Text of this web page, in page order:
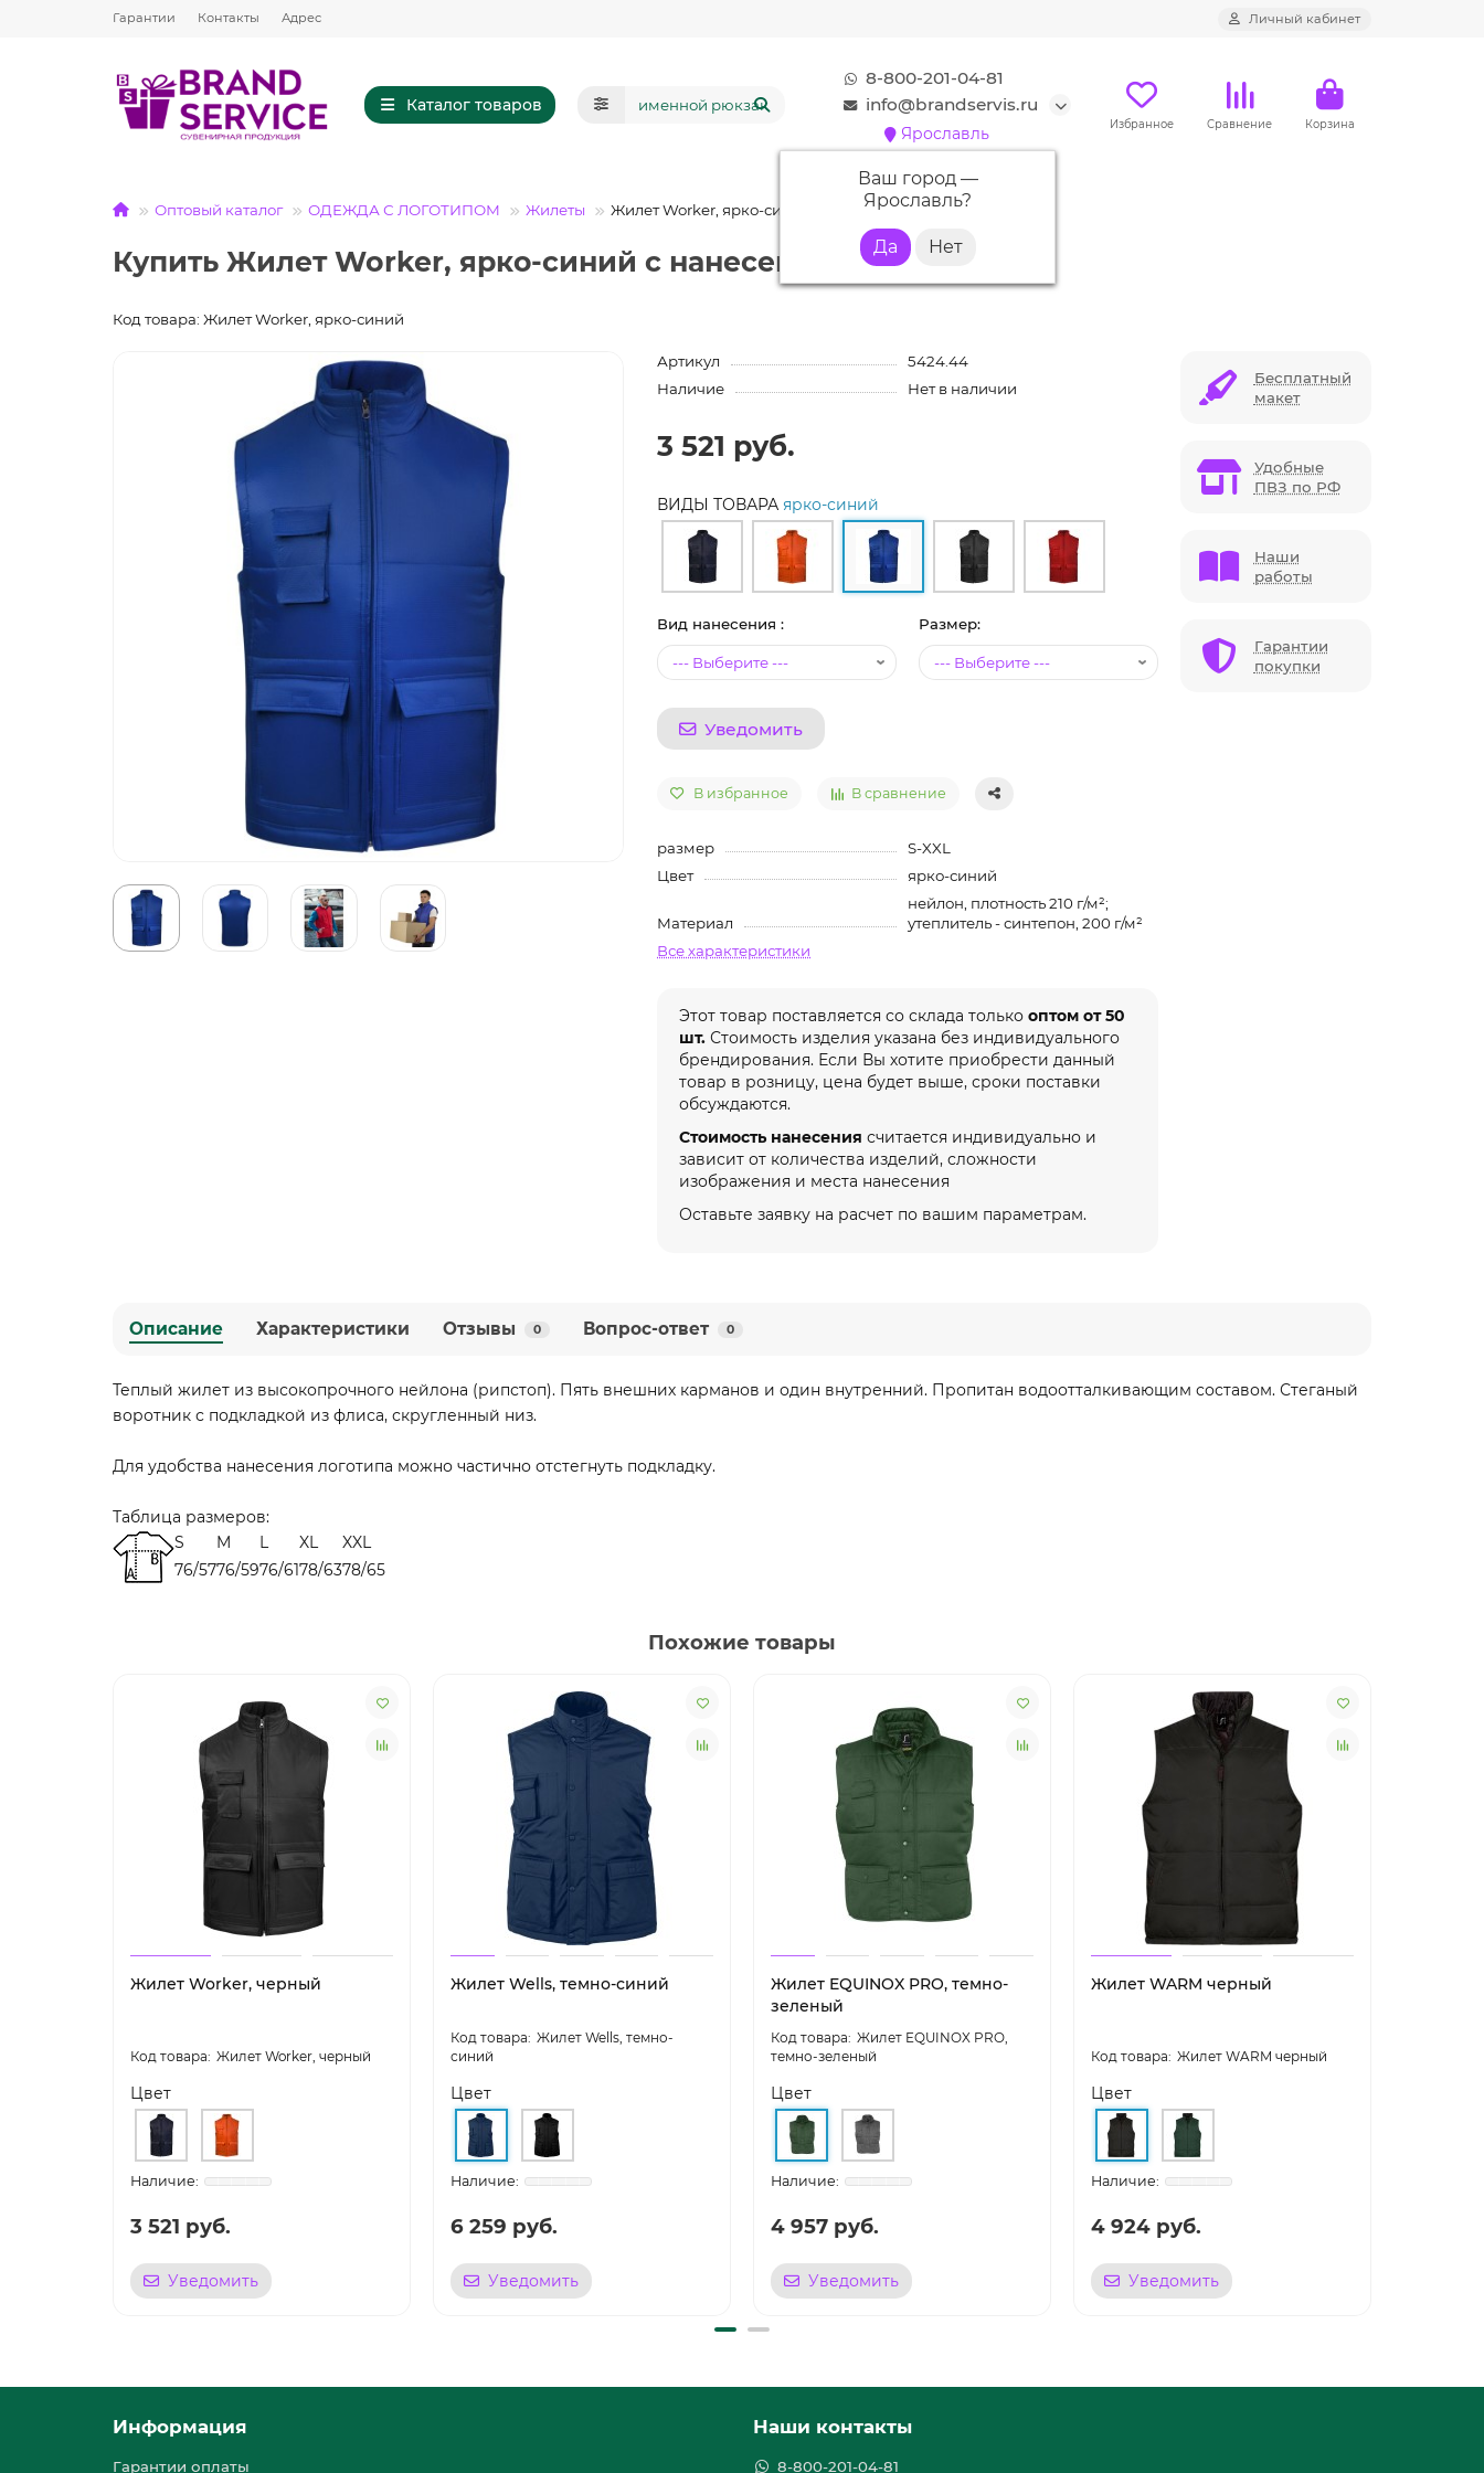
Гарантии Контакты Адрес Личный кабинет
Каталог товаров
8-800-201-04-81
info@brandservis.ru
Ярославль
Ваш город —
Ярославль?
Избранное Сравнение Корзина
Оптовый каталог ОДЕЖДА С ЛОГОТИПОМ Жилеты Жилет Worker, ярко-синий
Купить Жилет Worker, ярко-синий с нанесением логотипа
Код товара: Жилет Worker, ярко-синий
Артикул
5424.44
Наличие
Нет в наличии
3 521 руб.
ВИДЫ ТОВАРАярко-синий
Вид нанесения : Размер:
Уведомить
В избранное В сравнение
размер
S-XXL
Цвет
ярко-синий
Материал
нейлон, плотность 210 г/м²;
утеплитель - синтепон, 200 г/м²
Все характеристики
Этот товар поставляется со склада толькооптом от 50
шт. Стоимость изделия указана без индивидуального
брендирования. Если Вы хотите приобрести данный
товар в розницу, цена будет выше, сроки поставки
обсуждаются.
Стоимость нанесения считается индивидуально и
зависит от количества изделий, сложности
изображения и места нанесения
Оставьте заявку на расчет по вашим параметрам.
Бесплатный
макет
Удобные
ПВЗ по РФ
Наши
работы
Гарантии
покупки
Описание Характеристики Отзывы 0 Вопрос-ответ 0
Теплый жилет из высокопрочного нейлона (рипстоп). Пять внешних карманов и один внутренний. Пропитан водоотталкивающим составом. Стеганый
воротник с подкладкой из флиса, скругленный низ.
Для удобства нанесения логотипа можно частично отстегнуть подкладку.
Таблица размеров:
S
M L XL
XXL
76/5776/5976/6178/6378/65
Похожие товары
Жилет Worker, черный
Жилет Worker, черный
Цвет
3 521 руб.
Уведомить
Жилет Wells, темно-синий
Жилет Wells, темно-
синий
Цвет
6 259 руб.
Уведомить
Жилет EQUINOX PRO, темно-
зеленый
Жилет EQUINOX PRO,
темно-зеленый
Цвет
4 957 руб.
Уведомить
Жилет WARM черный
Жилет WARM черный
Цвет
4 924 руб.
Уведомить
Информация
Гарантии оплаты
Наши контакты
8-800-201-04-81